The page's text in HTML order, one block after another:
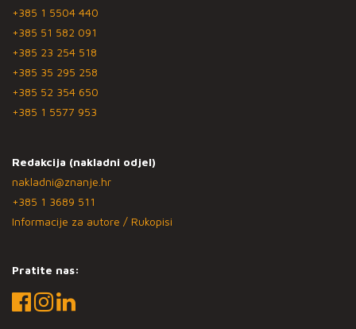
+385 1 5504 440
+385 51 582 091
+385 23 254 518
+385 35 295 258
+385 52 354 650
+385 1 5577 953
Redakcija (nakladni odjel)
nakladni@znanje.hr
+385 1 3689 511
Informacije za autore / Rukopisi
Pratite nas: